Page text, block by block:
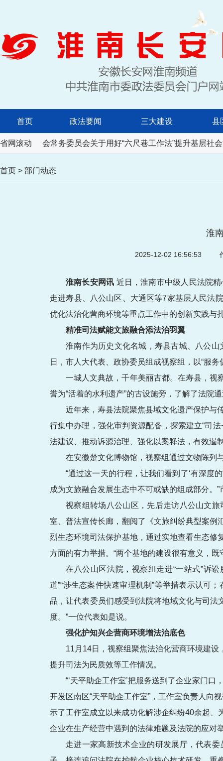
首页 政法要闻 三大建设 县
省网滚动
代表大会常务委员会关于用好“六尺巷工作法”提升基层社会
首页 > 部门动态
淮
2025-12-02 16:56:53
淮南长安网讯 近日，淮南市中级人民法院
走进寿县、八公山区、大通区等7家基层人民法
优化法治化营商环境等重点工作中的创新实践与
精准司法赋能文旅融合添法治羽翼
淮南作为历史文化名城，寿县古城、八公
日，市人大代表、政协委员组成视察组，以“服
一城人文典故，千年美丽古都。在寿县，视
誉为“活着的水利遗产”的古设施旁，了解了法院
近年来，寿县法院聚焦县域文化遗产保护与
行集中办理，强化审判资源配备，探索建立“司
法建议、推动诉源治理、强化以案释法，有效遏
在安徽楚文化博物馆，视察组通过文物陈列
“通过这一天的行程，让我们看到了‘有深度
成为文旅融合发展生态中不可或缺的组成部分。
视察组转场八公山区，先后走访八公山文
室、普法宣传长廊，翻阅了《文旅纠纷典型案
烈生态环境司法保护基地，通过实地查看生态
方面的有力举措。“两个基地的建设很有意义，既
在八公山区法院，视察组走进“一站式”诉
道”“涉生态案件快速审理机制”等举措表示认可
品，让代表委员们感受到法院将地域文化与司法
度。”一位代表如是说。
强化护知兴企营商环境增法治底色
11月14日，视察组聚焦法治化营商环境建
提升司法为民质效等工作情况。
“‘天平助企工作室’把服务送到了企业家门
开发区南区“天平助企工作室”，工作室负责人向
示了工作室成立以来成功化解涉企纠纷40余起
企业在生产经营中遇到的法律难题及法院的应对
走进一家高新技术企业的研发展厅，代表